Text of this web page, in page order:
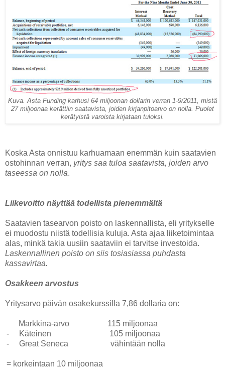
Kuva. Asta Funding karhusi 64 miljoonan dollarin verran 1-9/2011, mistä
27 miljoonaa kerättiin saatavista, joiden kirjanpitoarvo on nolla. Puolet
kerätyistä varoista kirjataan tuloksi.
Koska Asta onnistuu karhuamaan enemmän kuin saatavien
ostohinnan verran, yritys saa tuloa saatavista, joiden arvo
taseessa on nolla.
Liikevoitto näyttää todellista pienemmältä
Saatavien tasearvon poisto on laskennallista, eli yritykselle
ei muodostu niistä todellisia kuluja. Asta ajaa liiketoimintaa
alas, minkä takia uusiin saataviin ei tarvitse investoida.
Laskennallinen poisto on siis tosiasiassa puhdasta
kassavirtaa.
Osakkeen arvostus
Yritysarvo päivän osakekurssilla 7,86 dollaria on:
Markkina-arvo 115 miljoonaa
-
Käteinen 105 miljoonaa
-
Great Seneca vähintään nolla
= korkeintaan 10 miljoonaa